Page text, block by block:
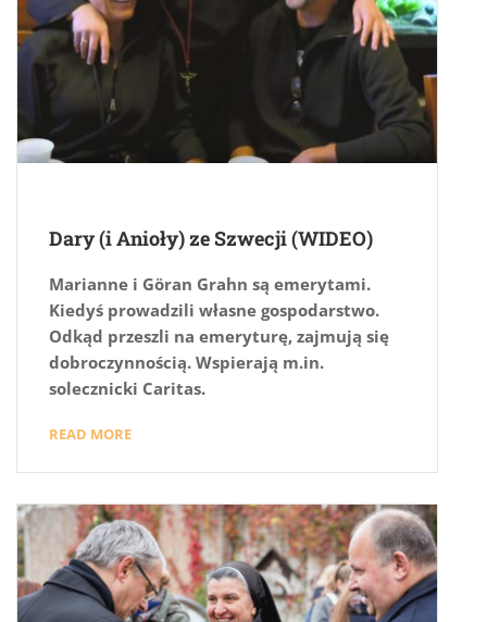
Dary (i Anioły) ze Szwecji (WIDEO)
Marianne i Göran Grahn są emerytami.
Kiedyś prowadzili własne gospodarstwo.
Odkąd przeszli na emeryturę, zajmują się
dobroczynnością. Wspierają m.in.
solecznicki Caritas.
READ MORE